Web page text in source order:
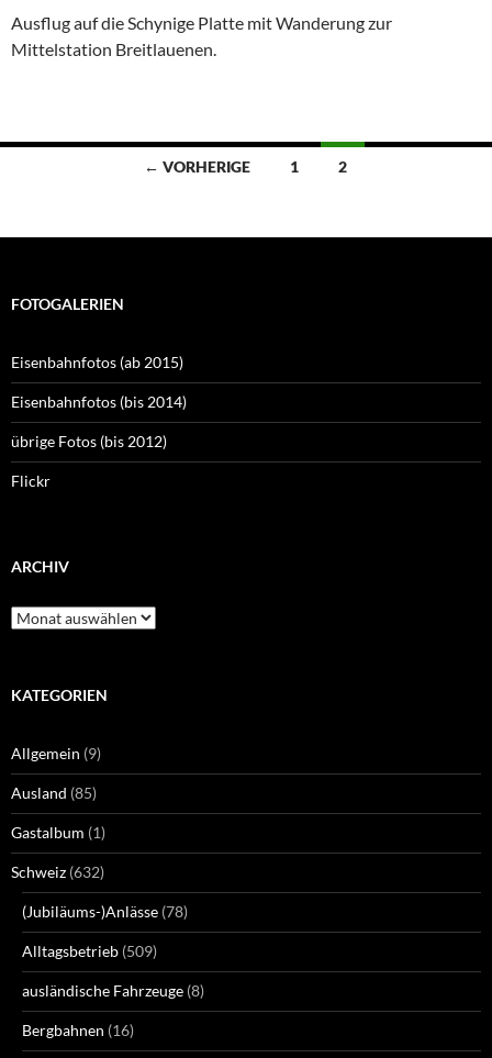
Ausflug auf die Schynige Platte mit Wanderung zur
Mittelstation Breitlauenen.
Beitragsnavigation
← VORHERIGE 1 2
FOTOGALERIEN
Eisenbahnfotos (ab 2015)
Eisenbahnfotos (bis 2014)
übrige Fotos (bis 2012)
Flickr
ARCHIV
Archiv
KATEGORIEN
Allgemein (9)
Ausland (85)
Gastalbum (1)
Schweiz (632)
(Jubiläums-)Anlässe (78)
Alltagsbetrieb (509)
ausländische Fahrzeuge (8)
Bergbahnen (16)